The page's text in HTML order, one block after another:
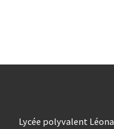
Lycée polyvalent